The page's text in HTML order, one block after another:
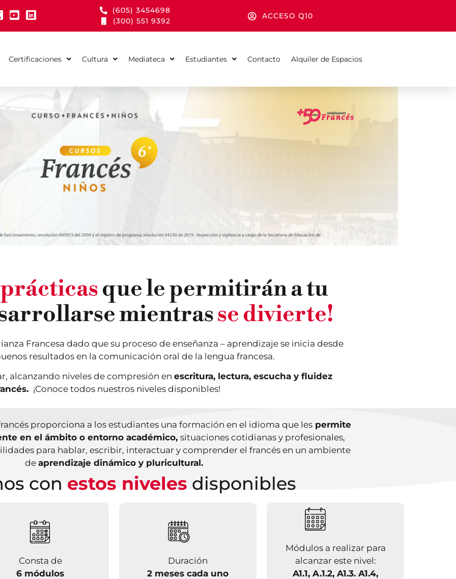
(605) 3454698
(300) 551 9392
ACCESO Q10
Certificaciones Cultura Mediateca Estudiantes Contacto Alquiler de Espacios
que le permitirán a tu
mientrasse divierte!
Francesa dado que su proceso de enseñanza – aprendizaje se inicia desde
resultados en la comunicación oral de la lengua francesa.
alcanzando niveles de compresión en escritura, lectura, escucha y fluidez
¡Conoce todos nuestros niveles disponibles!
proporciona a los estudiantes una formación en el idioma que lespermite
en el ámbito o entorno académico, situaciones cotidianas y profesionales,
para hablar, escribir, interactuar y comprender el francés en un ambiente
de aprendizaje dinámico y pluricultural.
con estos niveles disponibles
Consta de
6 módulos
Duración
2 meses cada uno
Módulos a realizar para
alcanzar este nivel:
A1.1, A.1.2, A1.3. A1.4,